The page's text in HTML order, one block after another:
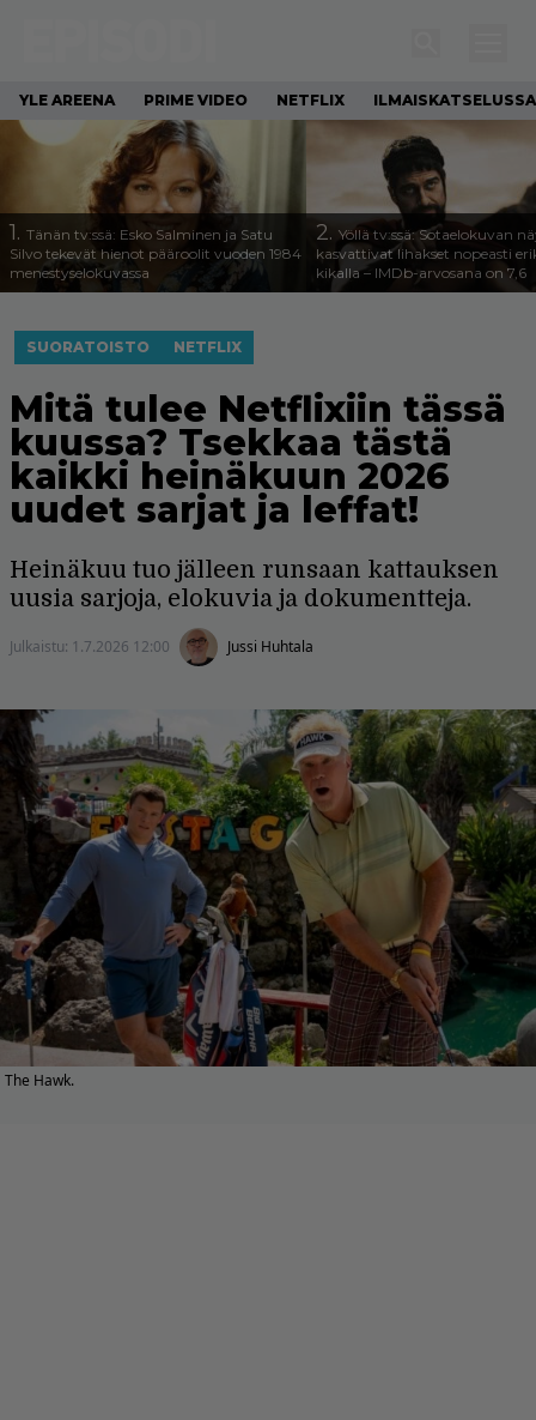
YLE AREENA PRIME VIDEO NETFLIX ILMAISKATSELUSSA
1. Tänän tv:ssä: Esko Salminen ja Satu
Silvo tekevät hienot pääroolit vuoden 1984
menestyselokuvassa
2. Yöllä tv:ssä: Sotaelokuvan
kasvattivat lihakset nopeasti
kikalla – IMDb-arvosana on 7,6
SUORATOISTO NETFLIX
Mitä tulee Netflixiin tässä
kuussa? Tsekkaa tästä
kaikki heinäkuun 2026
uudet sarjat ja leffat!
Heinäkuu tuo jälleen runsaan kattauksen
uusia sarjoja, elokuvia ja dokumentteja.
Julkaistu: 1.7.2026 12:00 Jussi Huhtala
The Hawk.